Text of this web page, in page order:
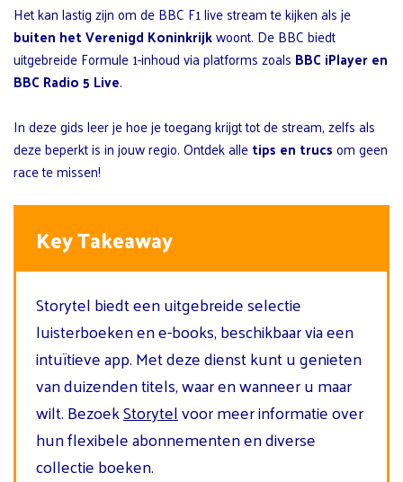
Het kan lastig zijn om de BBC F1 live stream te kijken als je
buiten het Verenigd Koninkrijkwoont. De BBC biedt
uitgebreide Formule 1-inhoud via platforms zoals BBC iPlayer en
BBC Radio 5 Live.
In deze gids leer je hoe je toegang krijgt tot de stream, zelfs als
deze beperkt is in jouw regio. Ontdek alletips en trucsom geen
race te missen!
Key Takeaway
Storytel biedt een uitgebreide selectie
luisterboeken en e-books, beschikbaar via een
intuïtieve app. Met deze dienst kunt u genieten
van duizenden titels, waar en wanneer u maar
wilt. BezoekStorytelvoor meer informatie over
hun flexibele abonnementen en diverse
collectie boeken.